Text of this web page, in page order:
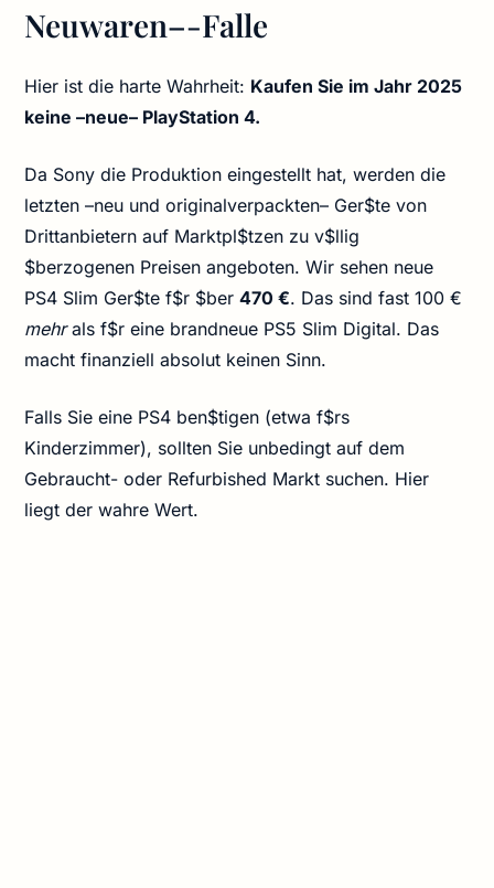
Neuwaren–-Falle
Hier ist die harte Wahrheit: Kaufen Sie im Jahr 2025
keine –neue– PlayStation 4.
Da Sony die Produktion eingestellt hat, werden die
letzten –neu und originalverpackten– Ger$te von
Drittanbietern auf Marktpl$tzen zu v$llig
$berzogenen Preisen angeboten. Wir sehen neue
PS4 Slim Ger$te f$r $ber470 €. Das sind fast 100 €
mehrals f$r eine brandneue PS5 Slim Digital. Das
macht finanziell absolut keinen Sinn.
Falls Sie eine PS4 ben$tigen (etwa f$rs
Kinderzimmer), sollten Sie unbedingt auf dem
Gebraucht- oder Refurbished Markt suchen. Hier
liegt der wahre Wert.